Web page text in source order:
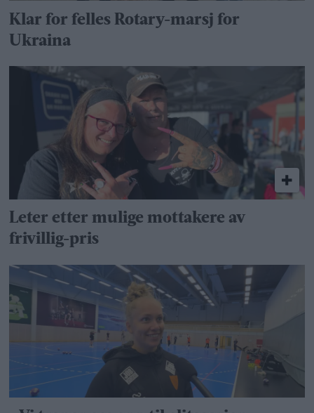
Klar for felles Rotary-marsj for
Ukraina
Leter etter mulige mottakere av
frivillig-pris